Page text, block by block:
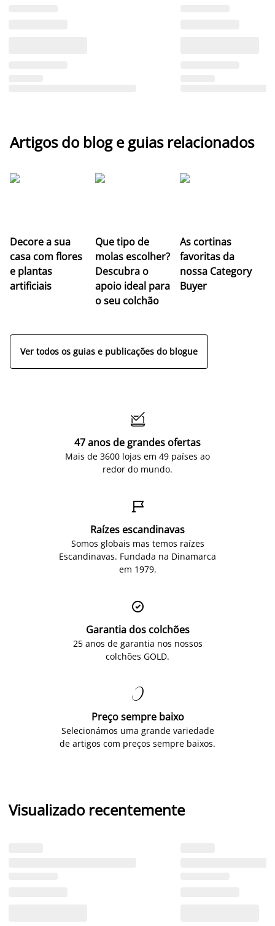
Artigos do blog e guias relacionados
Decore a sua
casa com flores
e plantas
artificiais
Que tipo de
molas escolher?
Descubra o
apoio ideal para
o seu colchão
As cortinas
favoritas da
nossa Category
Buyer
Ver todos os guias e publicações do blogue

47 anos de grandes ofertas
Mais de 3600 lojas em 49 países ao
redor do mundo.

Raízes escandinavas
Somos globais mas temos raízes
Escandinavas. Fundada na Dinamarca
em 1979.

Garantia dos colchões
25 anos de garantia nos nossos
colchões GOLD.

Preço sempre baixo
Selecionámos uma grande variedade
de artigos com preços sempre baixos.
Visualizado recentemente